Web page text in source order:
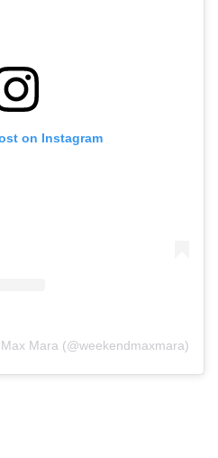
on Instagram
Mara (@weekendmaxmara)